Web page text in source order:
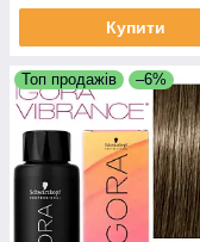
Купити
Топ продажів –6%